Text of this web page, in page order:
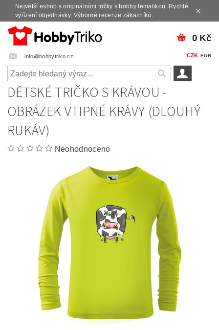
Největší eshop s originálními tričky s hobby tematikou. Rychlé
vyřízení objednávky. Výborné recenze zákazníků.
info@hobbytriko.cz CZK EUR
0 Kč
DĚTSKÉ TRIČKO S KRÁVOU -
OBRÁZEK VTIPNÉ KRÁVY (DLOUHÝ
RUKÁV)
Neohodnoceno